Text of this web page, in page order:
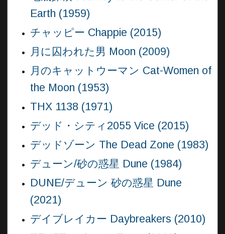
Earth (1959)
チャッピー Chappie (2015)
月に囚われた男 Moon (2009)
月のキャットウーマン Cat-Women of
the Moon (1953)
THX 1138 (1971)
デッド・シティ2055 Vice (2015)
デッドゾーン The Dead Zone (1983)
デューン/砂の惑星 Dune (1984)
DUNE/デューン 砂の惑星 Dune
(2021)
デイブレイカー Daybreakers (2010)